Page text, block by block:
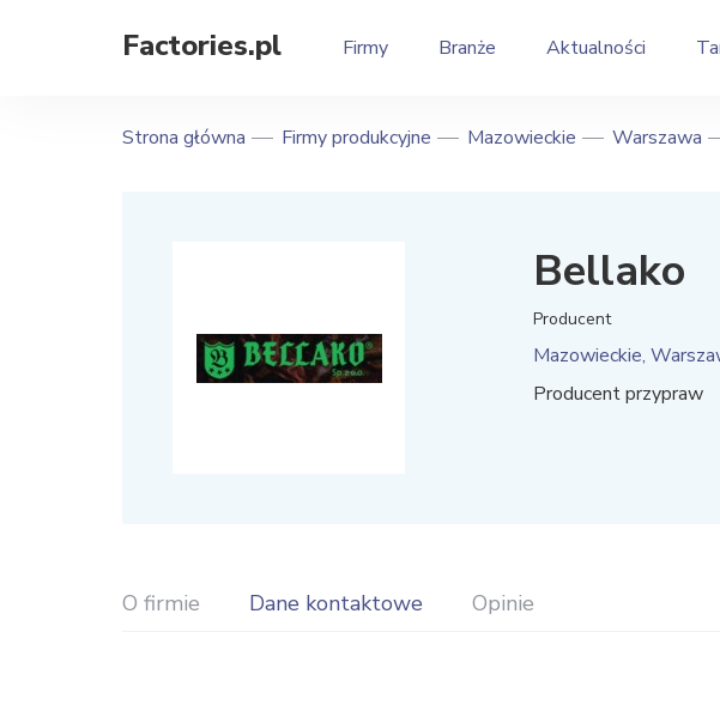
Factories.pl Firmy Branże Aktualności
Strona główna Firmy produkcyjne Mazowieckie Warszawa
Bellako
Producent
Mazowieckie,
Producent przypraw
O firmie Dane kontaktowe Opinie